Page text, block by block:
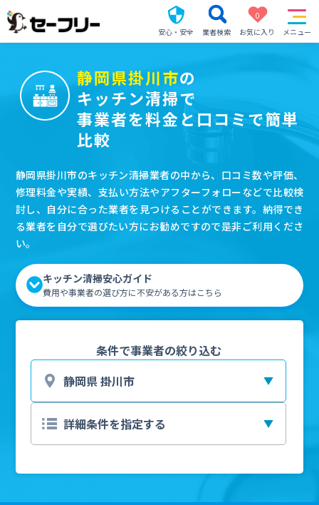
安心・安全 業者検索
0
お気に入り
メニュー
静岡県掛川市の
キッチン清掃で
事業者を料金と口コミで簡単
比較
静岡県掛川市のキッチン清掃業者の中から、口コミ数や評価、
修理料金や実績、支払い方法やアフターフォローなどで比較検
討し、自分に合った業者を見つけることができます。納得でき
る業者を自分で選びたい方にお勧めですので是非ご利用くださ
い。
キッチン清掃安心ガイド
費用や事業者の選び方に不安がある方はこちら
条件で事業者の絞り込む